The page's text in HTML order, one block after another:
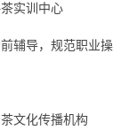
实训中心
辅导，规范职业操
文化传播机构